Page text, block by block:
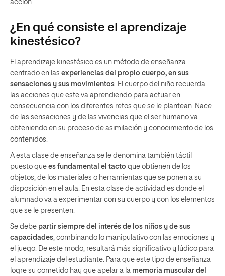
acción.
¿En qué consiste el aprendizaje
kinestésico?
El aprendizaje kinestésico es un método de enseñanza
centrado en las experiencias del propio cuerpo, en sus
sensaciones y sus movimientos . El cuerpo del niño recuerda
las acciones que este va aprendiendo para actuar en
consecuencia con los diferentes retos que se le plantean. Nace
de las sensaciones y de las vivencias que el ser humano va
obteniendo en su proceso de asimilación y conocimiento de los
contenidos.
A esta clase de enseñanza se le denomina también táctil
puesto que es fundamental el tacto que obtienen de los
objetos, de los materiales o herramientas que se ponen a su
disposición en el aula. En esta clase de actividad es donde el
alumnado va a experimentar con su cuerpo y con los elementos
que se le presenten.
Se debe partir siempre del interés de los niños y de sus
capacidades , combinando lo manipulativo con las emociones y
el juego. De este modo, resultará más significativo y lúdico para
el aprendizaje del estudiante. Para que este tipo de enseñanza
logre su cometido hay que apelar a la memoria muscular del